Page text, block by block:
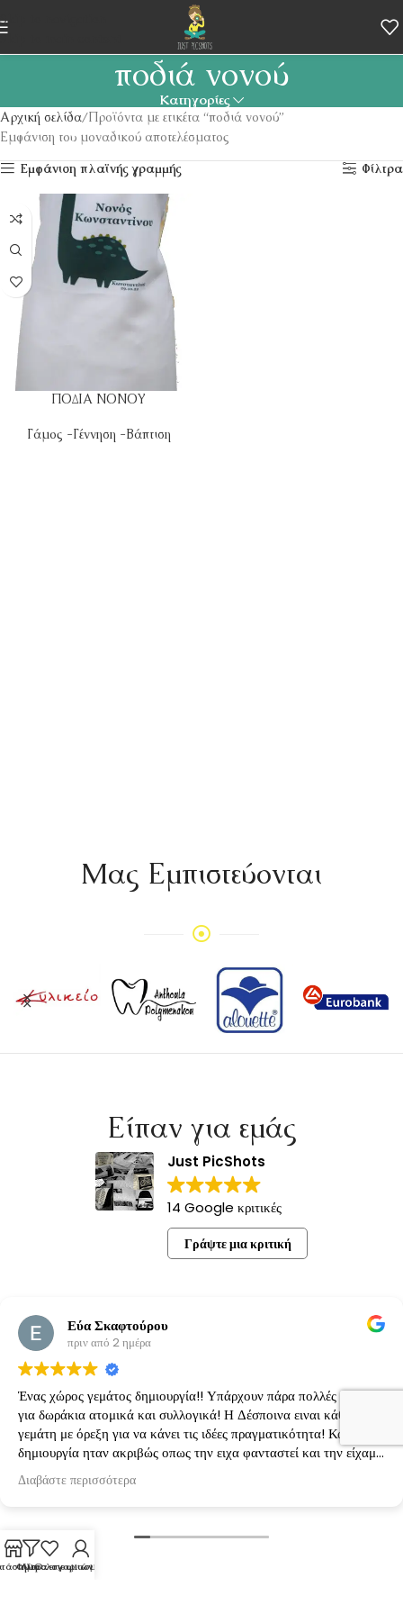
Skip to navigation
Skip to main content
ποδιά νονού
Κατηγορίες
Αρχική σελίδα Προϊόντα με ετικέτα “ποδιά νονού”
Εμφάνιση του μοναδικού αποτελέσματος
Εμφάνιση πλαϊνής γραμμής
Φίλτρα
ΠΟΔΙΑ ΝΟΝΟΥ
Γάμος -Γέννηση -Βάπτιση
Mας Εμπιστεύονται
Είπαν για εμάς
Just PicShots
14 Google κριτικές
Γράψτε μια κριτική
Εύα Σκαφτούρου
πριν από 2 ημέρα
Ένας χώρος γεμάτος δημιουργία!! Υπάρχουν πάρα πολλές ιδέες
για δωράκια ατομικά και συλλογικά! Η Δέσποινα ειναι κάθε φορά
γεμάτη με όρεξη για να κάνει τις ιδέες πραγματικότητα! Κάθε
δημιουργία ηταν ακριβώς οπως την ειχα φανταστεί και την είχαμε
κανονίσει!
Διαβάστε περισσότερα
Φίλτρα
Λίστα επιθυμιών
Ο λογαριασμός μου